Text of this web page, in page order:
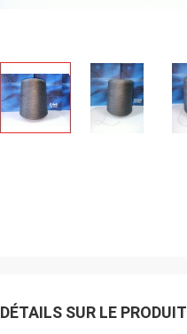
DÉTAILS SUR LE PRODUIT